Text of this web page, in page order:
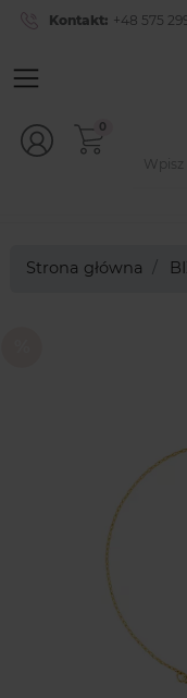
Kontakt: +48 575
0
Strona główna